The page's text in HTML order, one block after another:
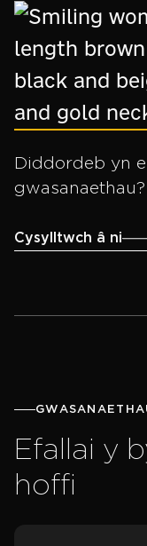
Diddordeb yn
gwasanaethau?
Cysylltwch â ni
Efallai y
hoffi